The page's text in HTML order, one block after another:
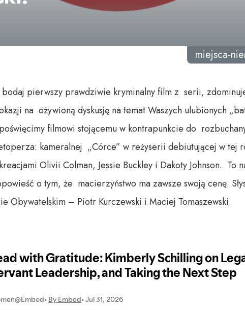
miejsca-
bodaj pierwszy prawdziwie kryminalny film z serii,
na ożywioną dyskusję na temat Waszych ulubionych
filmowi stojącemu w kontrapunkcie do
kameralnej „Córce” w reżyserii debiutującej w tej
Olivii Colman, Jessie Buckley i Dakoty Johnson. To
o tym, że macierzyństwo ma zawsze swoją cenę.
Obywatelskim – Piotr Kurczewski i Maciej Tomaszewski.